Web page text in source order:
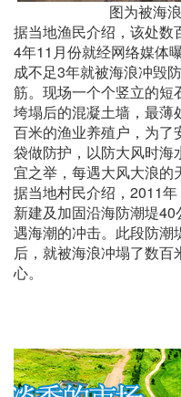
图为被海
据当地渔民介绍，该处数
4年11月份就经网络媒体
成不足3年就被海浪冲毁
筋。现场一个个竖立的短
垮塌后的混凝土墙，最薄
百米的渔业养殖户，为了
袋做防护，以防大风时海
宜之举，每遇大风大浪的
据当地村民介绍，2011
新建及加固沿海防潮堤
遇海潮的冲击。此段防
后，就被海浪冲塌了数
心。